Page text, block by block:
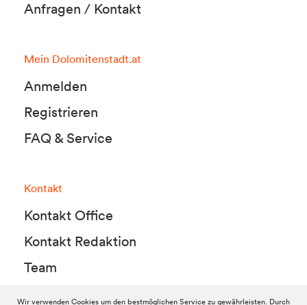
Anfragen / Kontakt
Mein Dolomitenstadt.at
Anmelden
Registrieren
FAQ & Service
Kontakt
Kontakt Office
Kontakt Redaktion
Team
Wir verwenden Cookies um den bestmöglichen Service zu gewährleisten. Durch